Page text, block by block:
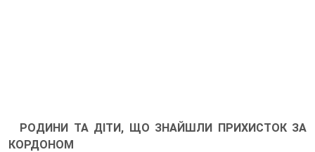
РОДИНИ ТА ДІТИ, ЩО ЗНАЙШЛИ ПРИХИСТОК ЗА
КОРДОНОМ